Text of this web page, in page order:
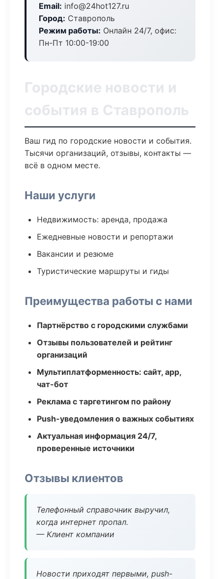
Email: info@24hot127.ru
Город: Ставрополь
Режим работы: Онлайн 24/7, офис:
Пн-Пт 10:00-19:00
Городские новости и
события в Ставрополь
Ваш гид по городские новости и события.
Тысячи организаций, отзывы, контакты —
всё в одном месте.
Наши услуги
Недвижимость: аренда, продажа
Ежедневные новости и репортажи
Вакансии и резюме
Туристические маршруты и гиды
Преимущества работы с нами
Партнёрство с городскими службами
Отзывы пользователей и рейтинг
организаций
Мультиплатформенность: сайт, app,
чат-бот
Реклама с таргетингом по району
Push-уведомления о важных событиях
Актуальная информация 24/7,
проверенные источники
Отзывы клиентов
Телефонный справочник выручил,
когда интернет пропал.
— Клиент компании
Новости приходят первыми, push-